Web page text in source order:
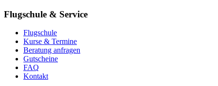
Flugschule & Service
Flugschule
Kurse & Termine
Beratung anfragen
Gutscheine
FAQ
Kontakt